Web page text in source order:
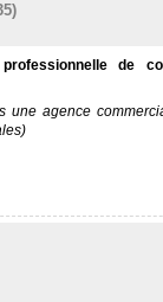
de
une agence